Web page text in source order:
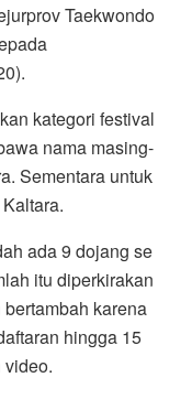
Taekwondo
kategori festival
nama masing-
Sementara untuk
ada 9 dojang se
itu diperkirakan
karena
hingga 15